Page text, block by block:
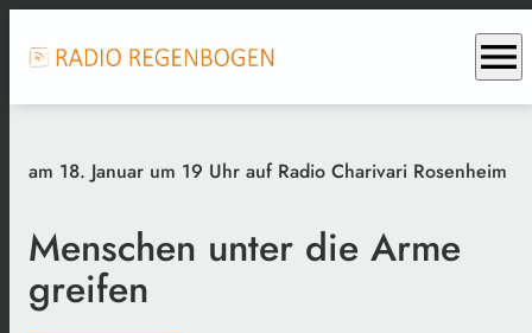
menu
am 18. Januar um 19 Uhr auf Radio Charivari Rosenheim
Menschen unter die Arme
greifen